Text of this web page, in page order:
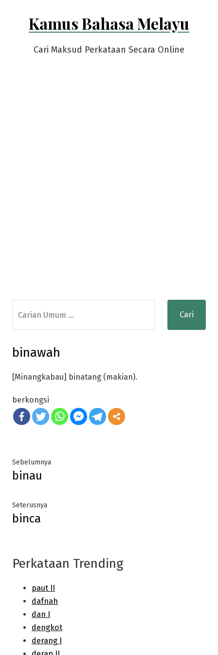
Kamus Bahasa Melayu
Cari Maksud Perkataan Secara Online
for:
binawah
[Minangkabau] binatang (makian).
berkongsi
Post
navigation
SebelumnyaPrevious
binau
SeterusnyaNext
binca
Perkataan Trending